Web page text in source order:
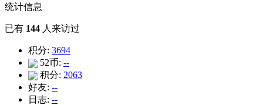
统计信息
已有 144 人来访过
积分: 3694
52币: --
积分: 2063
好友: --
日志: --